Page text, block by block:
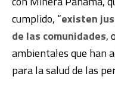
cumplido, “existen
de las comunidades,
ambientales que han
para la salud de las